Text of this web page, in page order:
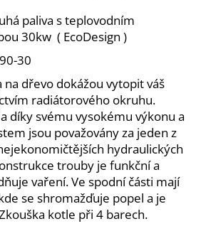
paliva s teplovodním
30kw ( EcoDesign )
30
dřevo dokážou vytopit váš
radiátorového okruhu.
díky svému vysokému výkonu a
jsou považovány za jeden z
hydraulických
trouby je funkční a
vaření. Ve spodní části mají
se shromažďuje popel a je
kotle při 4 barech.